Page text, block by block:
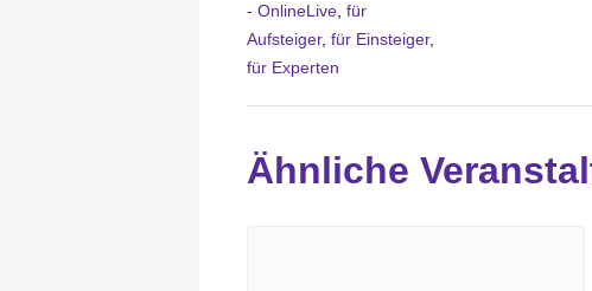
- OnlineLive ,für
Aufsteiger,für Einsteiger,
für Experten
Ähnliche